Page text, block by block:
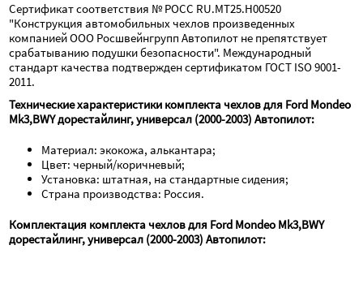
Сертификат соответствия № РОСС RU.МТ25.Н00520
"Конструкция автомобильных чехлов произведенных
компанией ООО Росшвейнгрупп Автопилот не препятствует
срабатыванию подушки безопасности". Международный
стандарт качества подтвержден сертификатом ГОСТ ISO 9001-
2011.
Технические характеристики комплекта чехлов для Ford Mondeo
Mk3,BWY дорестайлинг, универсал (2000-2003) Автопилот:
Материал: экокожа, алькантара;
Цвет: черный/коричневый;
Установка: штатная, на стандартные сидения;
Страна производства: Россия.
Комплектация комплекта чехлов для Ford Mondeo Mk3,BWY
дорестайлинг, универсал (2000-2003) Автопилот: